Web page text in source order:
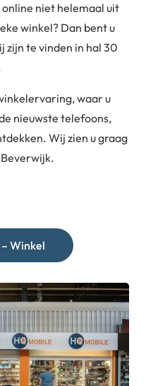
niet helemaal uit
winkel? Dan bent u
zijn te vinden in hal 30
waar u
nieuwste telefoons,
Wij zien u graag
Winkel